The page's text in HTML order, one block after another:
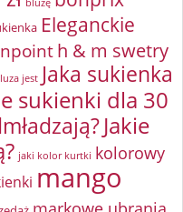
Eleganckie
h & m swetry
jest Jaka sukienka
sukienki dla 30
Jakie
jaki kolor kurtki kolorowy
mango